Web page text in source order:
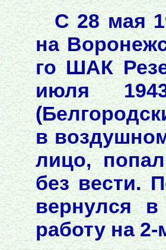
С 28 мая
на
го ШАК
июля
в
лицо,
без вести.
вернулся
работу на